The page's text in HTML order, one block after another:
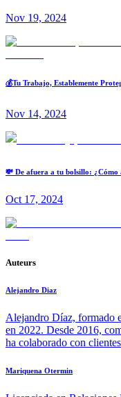
Nov 19, 2024
💰Tu Trabajo, Establemente
Nov 14, 2024
💸 De afuera a tu bolsillo: ¿Cómo
Oct 17, 2024
Auteurs
Alejandro Diaz
Alejandro Díaz, formado
en 2022. Desde 2016,
ha colaborado con
Mariquena Otermin